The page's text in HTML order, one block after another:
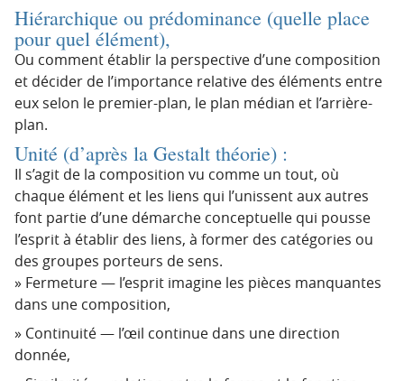
Hiérarchique ou prédominance (quelle place
pour quel élément),
Ou comment établir la perspective d’une composition
et décider de l’importance relative des éléments entre
eux selon le premier-plan, le plan médian et l’arrière-
plan.
Unité (d’après la Gestalt théorie) :
Il s’agit de la composition vu comme un tout, où
chaque élément et les liens qui l’unissent aux autres
font partie d’une démarche conceptuelle qui pousse
l’esprit à établir des liens, à former des catégories ou
des groupes porteurs de sens.
Fermeture — l’esprit imagine les pièces manquantes
dans une composition,
Continuité — l’œil continue dans une direction
donnée,